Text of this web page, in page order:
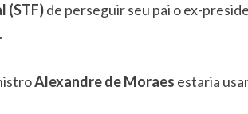
(STF)de perseguir seu pai o ex-
Alexandre de Moraes estaria